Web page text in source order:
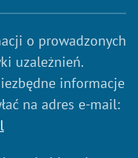
o prowadzonych
uzależnień.
informacje
na adres e-mail: